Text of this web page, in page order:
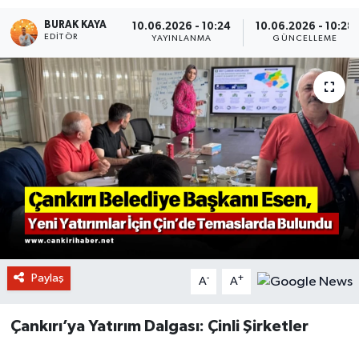
BURAK KAYA
EDITÖR
10.06.2026 - 10:24
YAYINLANMA
10.06.2026 - 10:28
GÜNCELLEME
Paylaş A- A+
Çankırı’ya Yatırım Dalgası: Çinli Şirketler